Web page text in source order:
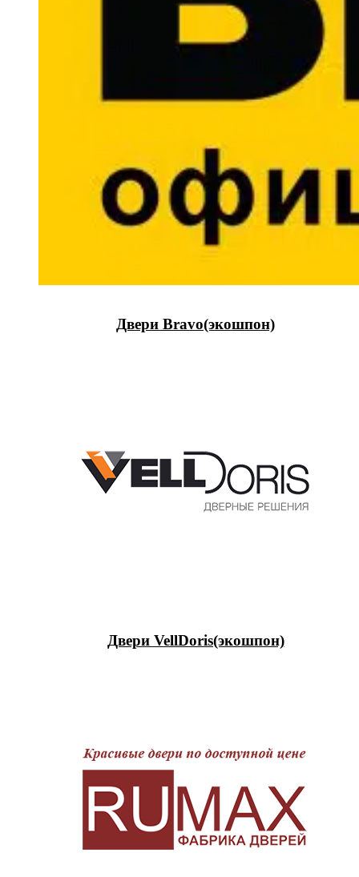
Двери Bravo(экошпон)
Двери VellDoris(экошпон)